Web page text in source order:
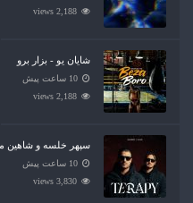
2,188 views
شایان یو - بزار برو
10 ساعت پیش
2,188 views
سپهر خلسه و شاهین
10 ساعت پیش
3,830 views